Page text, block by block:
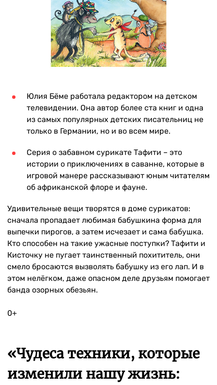
Юлия Бёме работала редактором на детском
телевидении. Она автор более ста книг и одна
из самых популярных детских писательниц не
только в Германии, но и во всем мире.
Серия о забавном сурикате Тафити – это
истории о приключениях в саванне, которые в
игровой манере рассказывают юным читателям
об африканской флоре и фауне.
Удивительные вещи творятся в доме сурикатов:
сначала пропадает любимая бабушкина форма для
выпечки пирогов, а затем исчезает и сама бабушка.
Кто способен на такие ужасные поступки? Тафити и
Кисточку не пугает таинственный похититель, они
смело бросаются вызволять бабушку из его лап. И в
этом нелёгком, даже опасном деле друзьям помогает
банда озорных обезьян.
0+
«Чудеса техники, которые
изменили нашу жизнь: